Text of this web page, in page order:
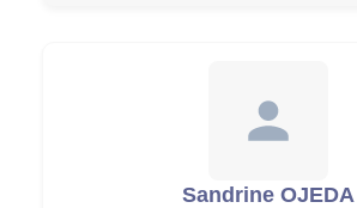
Sandrine OJEDA